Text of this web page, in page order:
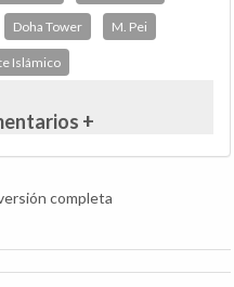
Doha Tower M. Pei
Islámico
+
completa